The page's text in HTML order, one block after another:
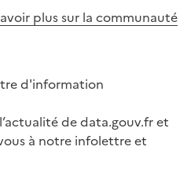
plus sur la communauté
d'information
de data.gouv.fr et
à notre infolettre et